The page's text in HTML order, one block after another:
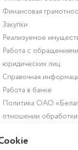
Финансовая
Закупки
Реализуемое
Работа с
юридических лиц
Справочная
Работа в банке
Политика ОАО
отношении
Политика в отношении